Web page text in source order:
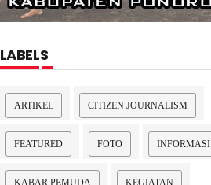
LABELS
ARTIKEL CITIZEN JOURNALISM
FEATURED FOTO INFORMASI
KABAR PEMUDA KEGIATAN